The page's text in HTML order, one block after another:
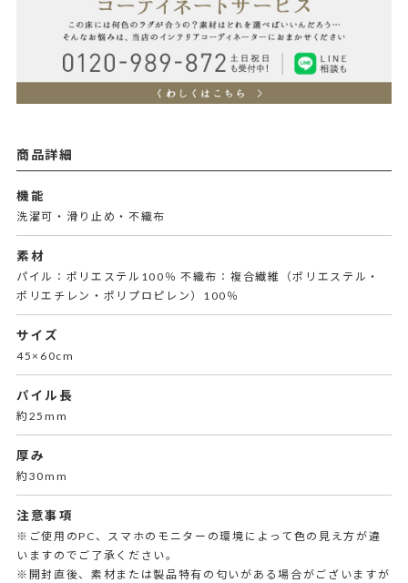
商品詳細
機能
洗濯可・滑り止め・不織布
素材
パイル：ポリエステル100％ 不織布：複合繊維（ポリエステル・
ポリエチレン・ポリプロピレン）100％
サイズ
45×60cm
パイル長
約25mm
厚み
約30mm
注意事項
※ご使用のPC、スマホのモニターの環境によって色の見え方が違
いますのでご了承ください。
※開封直後、素材または製品特有の匂いがある場合がございますが